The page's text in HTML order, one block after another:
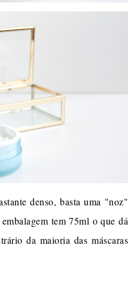
denso, basta uma "noz"
tem 75ml o que dá
da maioria das máscaras